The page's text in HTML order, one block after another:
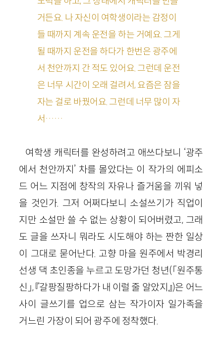
거든요. 나 자신이 여학생이라는 감정이
들 때까지 계속 운전을 하는 거예요. 그게
될 때까지 운전을 하다가 한번은 광주에
서 천안까지 간 적도 있어요. 그런데 운전
은 너무 시간이 오래 걸려서, 요즘은 잠을
자는 걸로 바꿨어요. 그런데 너무 많이 자
서……
여학생 캐릭터를 완성하려고 애쓰다보니 ‘광주
에서 천안까지’ 차를 몰았다는 이 작가의 에피소
드 어느 지점에 창작의 자유나 즐거움을 끼워 넣
을 것인가. 그저 어쩌다보니 소설쓰기가 직업이
지만 소설만 쓸 수 없는 상황이 되어버렸고, 그래
도 글을 쓰자니 뭐라도 시도해야 하는 짠한 일상
이 그대로 묻어난다. 고향 마을 원주에서 박경리
선생 댁 초인종을 누르고 도망가던 청년(「원주통
신」, 『갈팡질팡하다가 내 이럴 줄 알았지』)은 어느
사이 글쓰기를 업으로 삼는 작가이자 일가족을
거느린 가장이 되어 광주에 정착했다.